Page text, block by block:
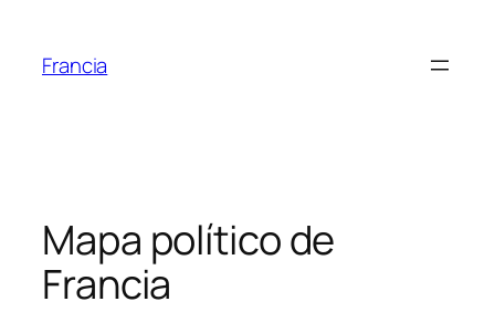
contenido
Francia
Mapa político de
Francia